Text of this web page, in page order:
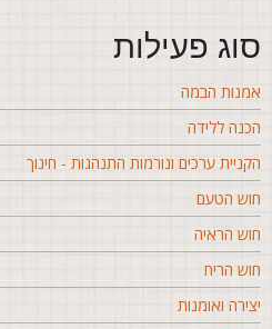
פעילות
הבמה
ללידה
ערכים ונורמות התנהגות - חינוך
הטעם
הראיה
הריח
ואומנות